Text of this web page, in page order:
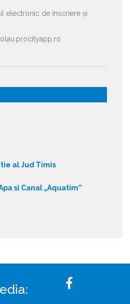
electronic de înscriere și
al Jud Timis
si Canal „Aquatim”